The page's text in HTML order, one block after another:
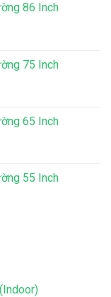
86 Inch
75 Inch
65 Inch
55 Inch